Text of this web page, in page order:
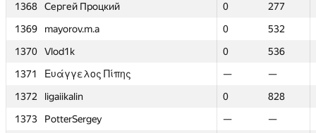
1368
Сергей Процкий 0
277
1369
mayorov.m.a 0
532
1370
Vlod1k 0
536
1371
Ευάγγελος Πίπης —
—
1372
ligaiikalin 0
828
1373
PotterSergey —
—
1368
Сергей Процкий 0
277
1369
mayorov.m.a 0
532
1370
Vlod1k 0
536
1371
Ευάγγελος Πίπης —
—
1372
ligaiikalin 0
828
1373
PotterSergey —
—